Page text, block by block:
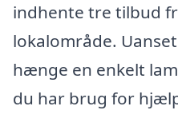
indhente tre tilbud
lokalområde.
hænge en enkelt
du har brug for